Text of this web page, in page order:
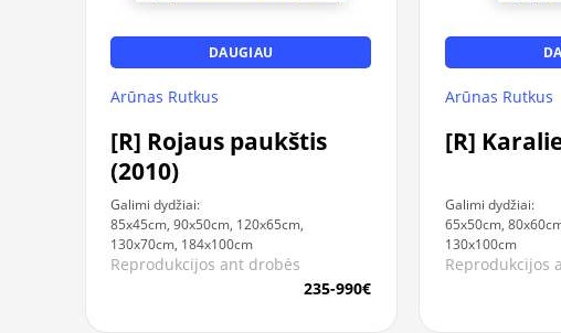
DAUGIAU
Arūnas Rutkus
[R] Rojaus paukštis
(2010)
Galimi dydžiai:
85x45cm, 90x50cm, 120x65cm,
130x70cm, 184x100cm
Reprodukcijos ant drobės
235-990€
Arūnas Rutkus
[R]
Galimi dydžiai:
65x50cm,
130x100cm
Reprodukcijos